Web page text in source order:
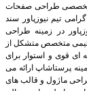
تخصصی طراحی صفحات
تیم نیوزپاور سند
در زمینه طراحی
تیمی متخصص متشکل از
ای قوی و استوار برای
پرستاشاپ ارائه می
ماژول و قالب های